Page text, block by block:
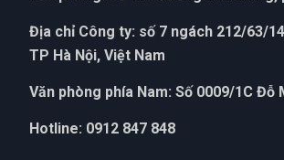
Địa chỉ Công ty: số 7 ngách 212/63/
TP Hà Nội, Việt Nam
Văn phòng phía Nam: Số 0009/1C Đỗ
Hotline: 0912 847 848